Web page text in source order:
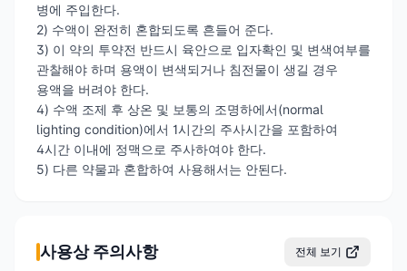
병에 주입한다.
2) 수액이 완전히 혼합되도록 흔들어 준다.
3) 이 약의 투약전 반드시 육안으로 입자확인 및 변색여부를
관찰해야 하며 용액이 변색되거나 침전물이 생길 경우
용액을 버려야 한다.
4) 수액 조제 후 상온 및 보통의 조명하에서(normal
lighting condition)에서 1시간의 주사시간을 포함하여
4시간 이내에 정맥으로 주사하여야 한다.
5) 다른 약물과 혼합하여 사용해서는 안된다.
사용상 주의사항 전체 보기